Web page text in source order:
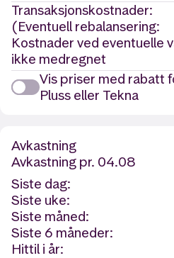
Transaksjonskostnader:
(Eventuell rebalansering:
Kostnader ved eventuelle
ikke medregnet
Vis priser med rabatt
Pluss eller Tekna
Avkastning
Avkastning pr. 04.08
Siste dag:
Siste uke:
Siste måned:
Siste 6 måneder:
Hittil i år: